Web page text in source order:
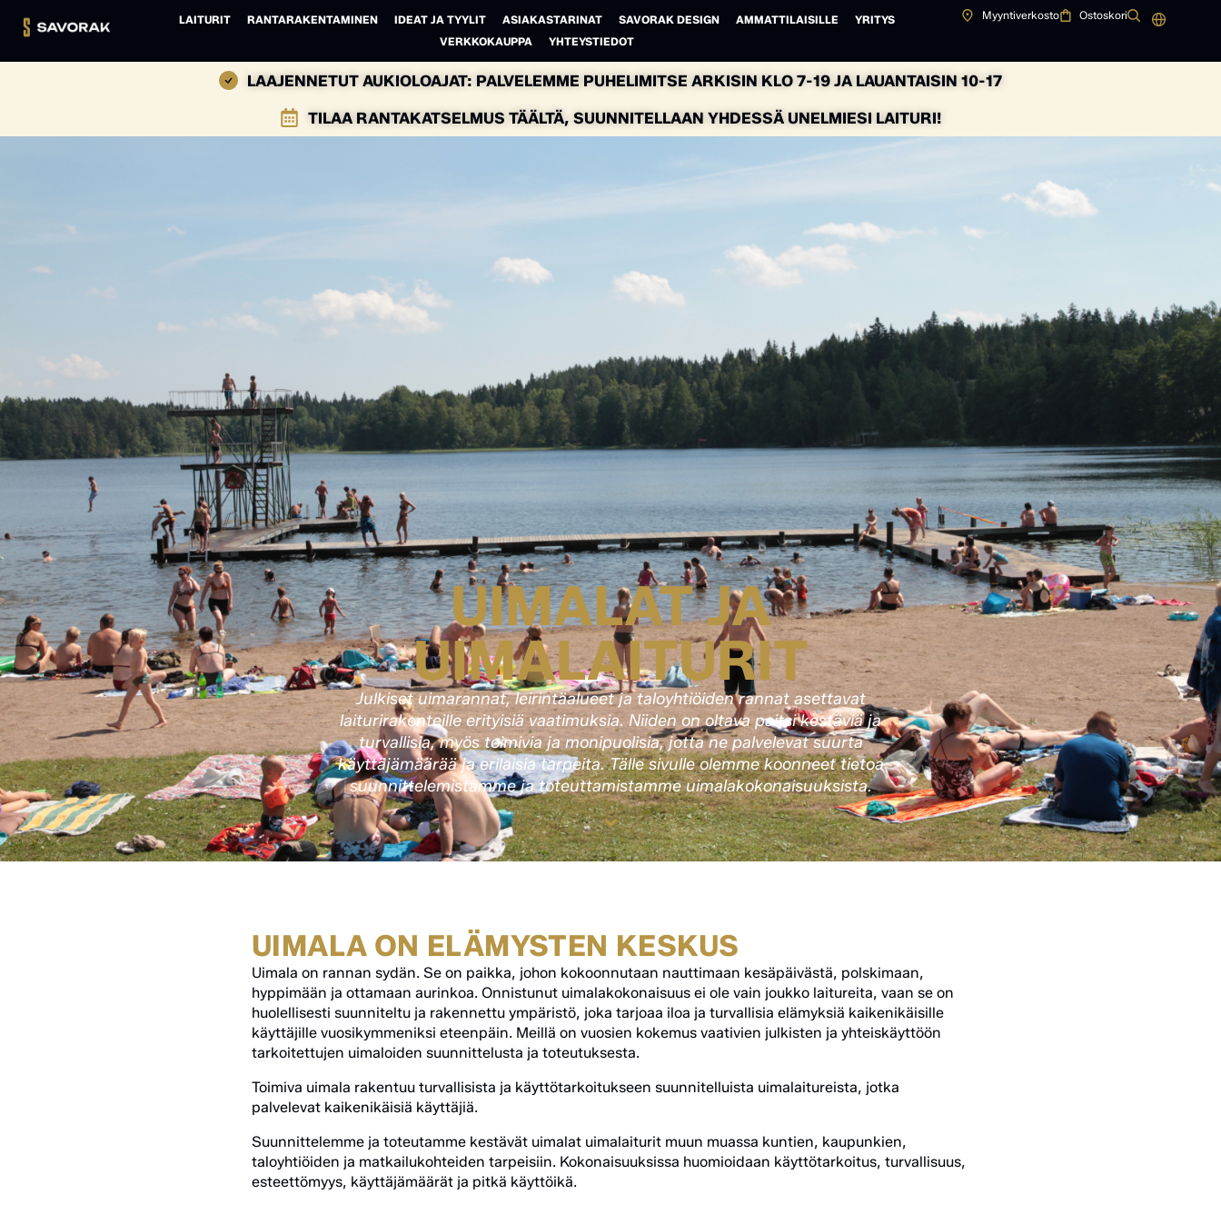
LAITURIT RANTARAKENTAMINEN IDEAT JA TYYLIT ASIAKASTARINAT SAVORAK DESIGN AMMATTILAISILLE
YRITYS
VERKKOKAUPPA
YHTEYSTIEDOT
Myyntiverkosto Ostoskori
LAAJENNETUT AUKIOLOAJAT: PALVELEMME PUHELIMITSE ARKISIN KLO 7-19 JA LAUANTAISIN 10-17
TILAA RANTAKATSELMUS TÄÄLTÄ, SUUNNITELLAAN YHDESSÄ UNELMIESI LAITURI!
UIMALAT JA
UIMALAITURIT
Julkiset uimarannat, leirintäalueet ja taloyhtiöiden rannat asettavat
laiturirakenteille erityisiä vaatimuksia. Niiden on oltava paitsi kestäviä ja
turvallisia, myös toimivia ja monipuolisia, jotta ne palvelevat suurta
käyttäjämäärää ja erilaisia tarpeita. Tälle sivulle olemme koonneet tietoa
suunnittelemistamme ja toteuttamistamme uimalakokonaisuuksista.
UIMALA ON ELÄMYSTEN KESKUS
Uimala on rannan sydän. Se on paikka, johon kokoonnutaan nauttimaan kesäpäivästä, polskimaan,
hyppimään ja ottamaan aurinkoa. Onnistunut uimalakokonaisuus ei ole vain joukko laitureita, vaan se on
huolellisesti suunniteltu ja rakennettu ympäristö, joka tarjoaa iloa ja turvallisia elämyksiä kaikenikäisille
käyttäjille vuosikymmeniksi eteenpäin. Meillä on vuosien kokemus vaativien julkisten ja yhteiskäyttöön
tarkoitettujen uimaloiden suunnittelusta ja toteutuksesta.
Toimiva uimala rakentuu turvallisista ja käyttötarkoitukseen suunnitelluista uimalaitureista, jotka
palvelevat kaikenikäisiä käyttäjiä.
Suunnittelemme ja toteutamme kestävät uimalat uimalaiturit muun muassa kuntien, kaupunkien,
taloyhtiöiden ja matkailukohteiden tarpeisiin. Kokonaisuuksissa huomioidaan käyttötarkoitus, turvallisuus,
esteettömyys, käyttäjämäärät ja pitkä käyttöikä.